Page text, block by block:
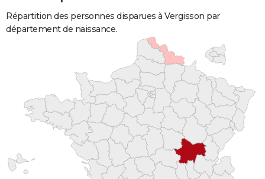
Répartition des personnes disparues à Vergisson par
département de naissance.